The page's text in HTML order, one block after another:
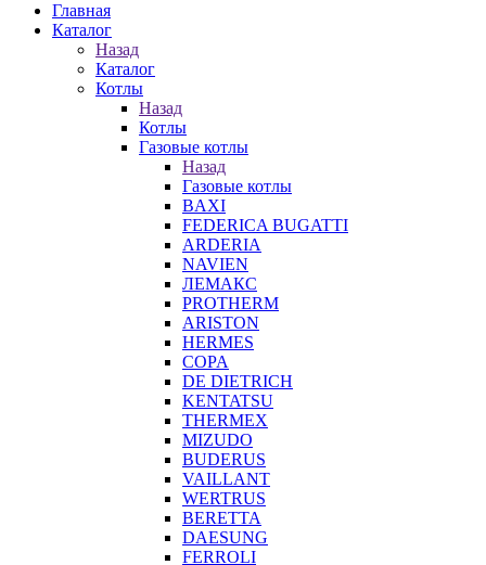
Главная
Каталог
Назад
Каталог
Котлы
Назад
Котлы
Газовые котлы
Назад
Газовые котлы
BAXI
FEDERICA BUGATTI
ARDERIA
NAVIEN
ЛЕМАКС
PROTHERM
ARISTON
HERMES
COPA
DE DIETRICH
KENTATSU
THERMEX
MIZUDO
BUDERUS
VAILLANT
WERTRUS
BERETTA
DAESUNG
FERROLI